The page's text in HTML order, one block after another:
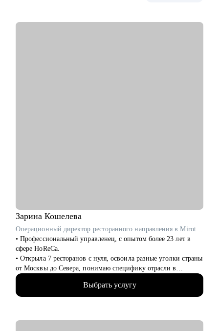
Зарина Кошелева
Операционный директор ресторанного направления в Mirotel / ex-Росинтерс Ресторантс
• Профессиональный управленец, с опытом более 23 лет в
сфере HoReCa.
• Открыла 7 ресторанов с нуля, освоила разные уголки страны
от Москвы до Севера, понимаю специфику отрасли в
регионах.
• Внедряла новые проекты в действующих ресторанах и
увеличивала оборот в 4 раза, налаживала собственное
Выбрать услугу